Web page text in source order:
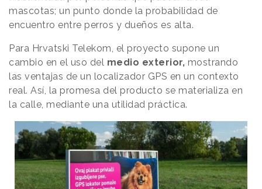
mascotas; un punto donde la probabilidad de
encuentro entre perros y dueños es alta.
Para Hrvatski Telekom, el proyecto supone un
cambio en el uso del medio exterior, mostrando
las ventajas de un localizador GPS en un contexto
real. Así, la promesa del producto se materializa en
la calle, mediante una utilidad práctica.